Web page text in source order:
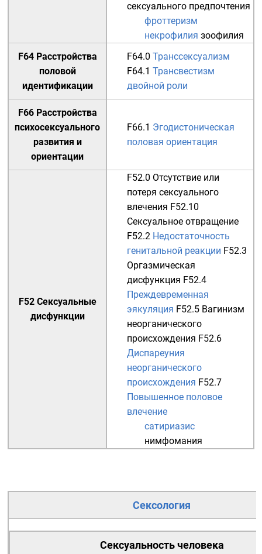
сексуального предпочтения
фроттеризм
некрофилия зоофилия
F64 Расстройства
половой
идентификации
F64.0 Транссексуализм
F64.1 Трансвестизм
двойной роли
F66 Расстройства
психосексуального
развития и
ориентации
F66.1 Эгодистоническая
половая ориентация
F52 Сексуальные
дисфункции
F52.0 Отсутствие или
потеря сексуального
влечения F52.10
Сексуальное отвращение
F52.2 Недостаточность
генитальной реакции F52.3
Оргазмическая
дисфункция F52.4
Преждевременная
эякуляция F52.5 Вагинизм
неорганического
происхождения F52.6
Диспареуния
неорганического
происхождения F52.7
Повышенное половое
влечение
сатириазис
нимфомания
Сексология
Сексуальность человека